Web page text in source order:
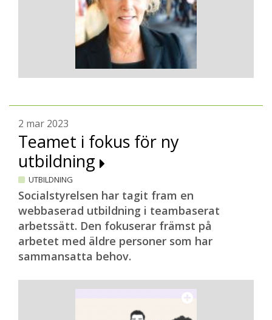
2 mar 2023
Teamet i fokus för ny
utbildning
UTBILDNING
Socialstyrelsen har tagit fram en
webbaserad utbildning i teambaserat
arbetssätt. Den fokuserar främst på
arbetet med äldre personer som har
sammansatta behov.